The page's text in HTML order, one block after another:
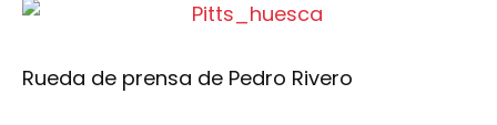
Rueda de prensa de Pedro Rivero